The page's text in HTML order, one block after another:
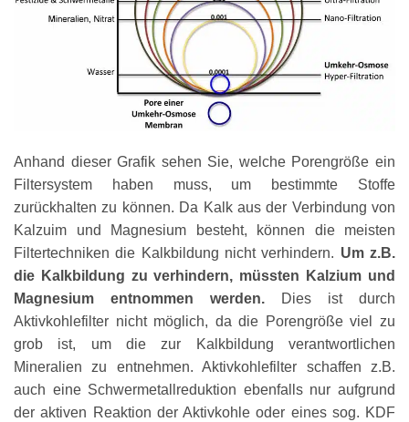
Anhand dieser Grafik sehen Sie, welche Porengröße ein
Filtersystem haben muss, um bestimmte Stoffe
zurückhalten zu können. Da Kalk aus der Verbindung von
Kalzuim und Magnesium besteht, können die meisten
Filtertechniken die Kalkbildung nicht verhindern. Um z.B.
die Kalkbildung zu verhindern, müssten Kalzium und
Magnesium entnommen werden. Dies ist durch
Aktivkohlefilter nicht möglich, da die Porengröße viel zu
grob ist, um die zur Kalkbildung verantwortlichen
Mineralien zu entnehmen. Aktivkohlefilter schaffen z.B.
auch eine Schwermetallreduktion ebenfalls nur aufgrund
der aktiven Reaktion der Aktivkohle oder eines sog. KDF